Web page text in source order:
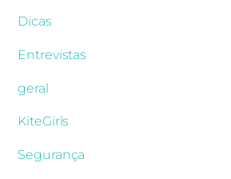
Dicas
Entrevistas
geral
KiteGirls
Segurança